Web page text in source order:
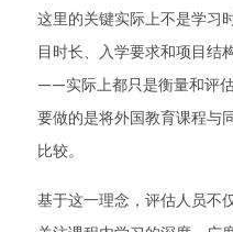
这里的关键实际上不是学习
目时长、入学要求和项目
——实际上都只是衡量和评
要做的是将外国教育课程与
比较。
基于这一理念，评估人员不